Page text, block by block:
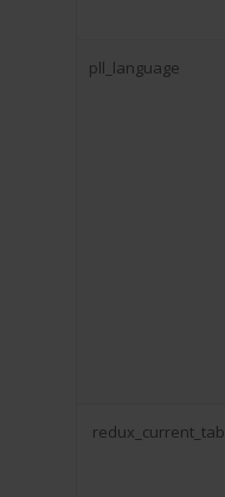
pll_language
redux_current_tab